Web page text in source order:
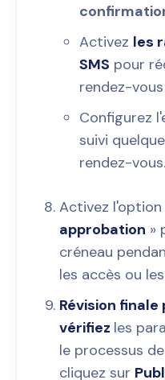
Activez les
SMS pour
rendez-
Configurez
suivi
rendez-vous.
Activez l'option
approbation »
créneau
les accès ou
Révision
vérifiez les
le processus
cliquez sur